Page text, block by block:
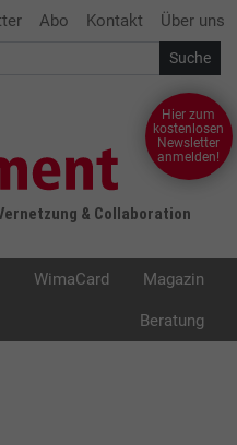
Abo Kontakt Über uns
& Collaboration
Hier zum
kostenlosen
Newsletter
anmelden!
WimaCard Magazin
Beratung